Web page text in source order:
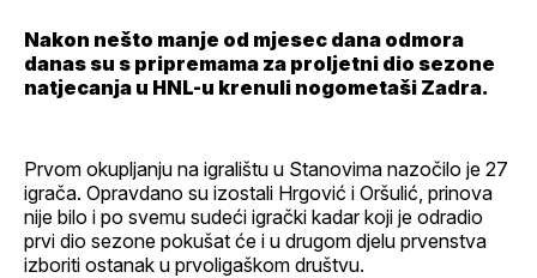
Nakon nešto manje od mjesec dana odmora
danas su s pripremama za proljetni dio sezone
natjecanja u HNL-u krenuli nogometaši Zadra.
Prvom okupljanju na igralištu u Stanovima nazočilo je 27
igrača. Opravdano su izostali Hrgović i Oršulić, prinova
nije bilo i po svemu sudeći igrački kadar koji je odradio
prvi dio sezone pokušat će i u drugom djelu prvenstva
izboriti ostanak u prvoligaškom društvu.